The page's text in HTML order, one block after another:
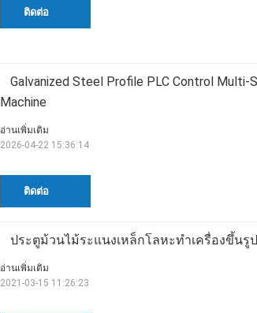
ติดต่อ
Galvanized Steel Profile PLC Control Multi-
Machine
ติดต่อ
อ่านเพิ่มเติม
2026-04-22 15:36:14
ประตูม้วนไม้ระแนงเหล็กโลหะทำเครื่องขึ้นรู
อ่านเพิ่มเติม
2021-03-15 11:26:23